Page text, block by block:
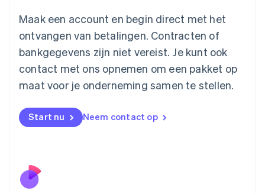
Maak een account en begin direct met het
ontvangen van betalingen. Contracten of
bankgegevens zijn niet vereist. Je kunt ook
contact met ons opnemen om een pakket op
maat voor je onderneming samen te stellen.
Start nu Neem contact op
Luxemburg
Maleisië
English简体中文
Malta
English
Mexico
Nederland
NederlandsEnglish
English
Oostenrijk